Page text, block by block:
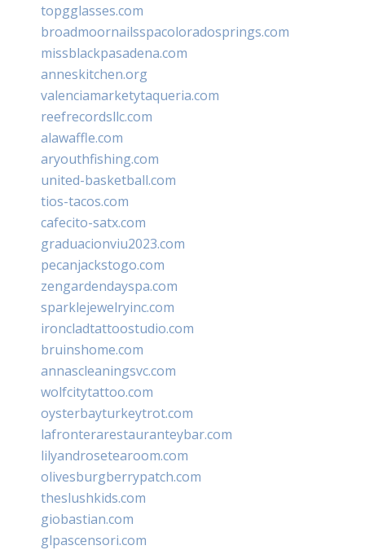
topgglasses.com
broadmoornailsspacoloradosprings.com
missblackpasadena.com
anneskitchen.org
valenciamarketytaqueria.com
reefrecordsllc.com
alawaffle.com
aryouthfishing.com
united-basketball.com
tios-tacos.com
cafecito-satx.com
graduacionviu2023.com
pecanjackstogo.com
zengardendayspa.com
sparklejewelryinc.com
ironcladtattoostudio.com
bruinshome.com
annascleaningsvc.com
wolfcitytattoo.com
oysterbayturkeytrot.com
lafronterarestauranteybar.com
lilyandrosetearoom.com
olivesburgberrypatch.com
theslushkids.com
giobastian.com
glpascensori.com